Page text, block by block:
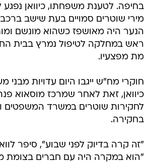
בחיפה. לטענת משפחתו, כיוואן נפגע
מירי שוטרים סמויים בעת שישב
הנער היה מאושפז כשהוא מונשם
ראש במחלקה לטיפול נמרץ בבית
מת מפצעיו.
חוקרי מח"ש ייגבו היום עדויות
כיוואן, זאת לאחר שמרכז מוסאוא
לחקירות שוטרים במשרד המשפטים
בחקירה.
"זה קרה בדיוק לפני שבוע", סיפר
"הוא במקרה היה עם חברים בצומת